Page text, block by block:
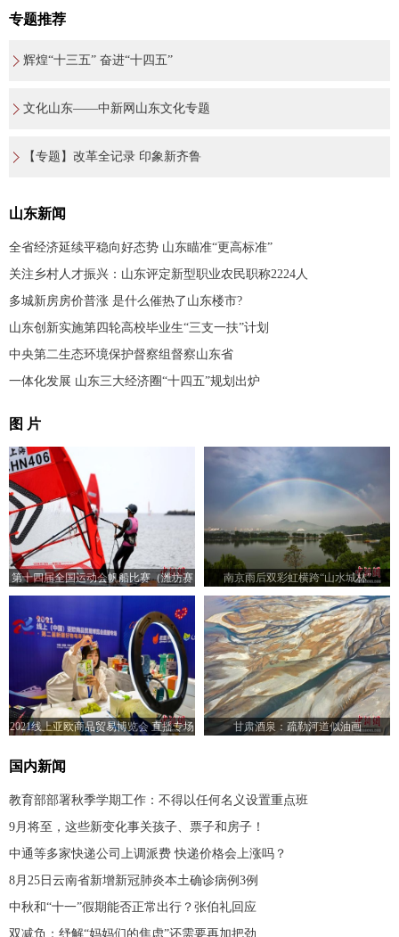
专题推荐
辉煌“十三五” 奋进“十四五”
文化山东——中新网山东文化专题
【专题】改革全记录 印象新齐鲁
山东新闻
全省经济延续平稳向好态势 山东瞄准“更高标准”
关注乡村人才振兴：山东评定新型职业农民职称2224人
多城新房房价普涨 是什么催热了山东楼市?
山东创新实施第四轮高校毕业生“三支一扶”计划
中央第二生态环境保护督察组督察山东省
一体化发展 山东三大经济圈“十四五”规划出炉
图 片
第十四届全国运动会帆船比赛（潍坊赛
区）开幕
南京雨后双彩虹横跨“山水城林”
2021线上亚欧商品贸易博览会 直播专场
甘肃酒泉：疏勒河道似油画
国内新闻
教育部部署秋季学期工作：不得以任何名义设置重点班
9月将至，这些新变化事关孩子、票子和房子！
中通等多家快递公司上调派费 快递价格会上涨吗？
8月25日云南省新增新冠肺炎本土确诊病例3例
中秋和“十一”假期能否正常出行？张伯礼回应
双减负：纾解“妈妈们的焦虑”还需要再加把劲